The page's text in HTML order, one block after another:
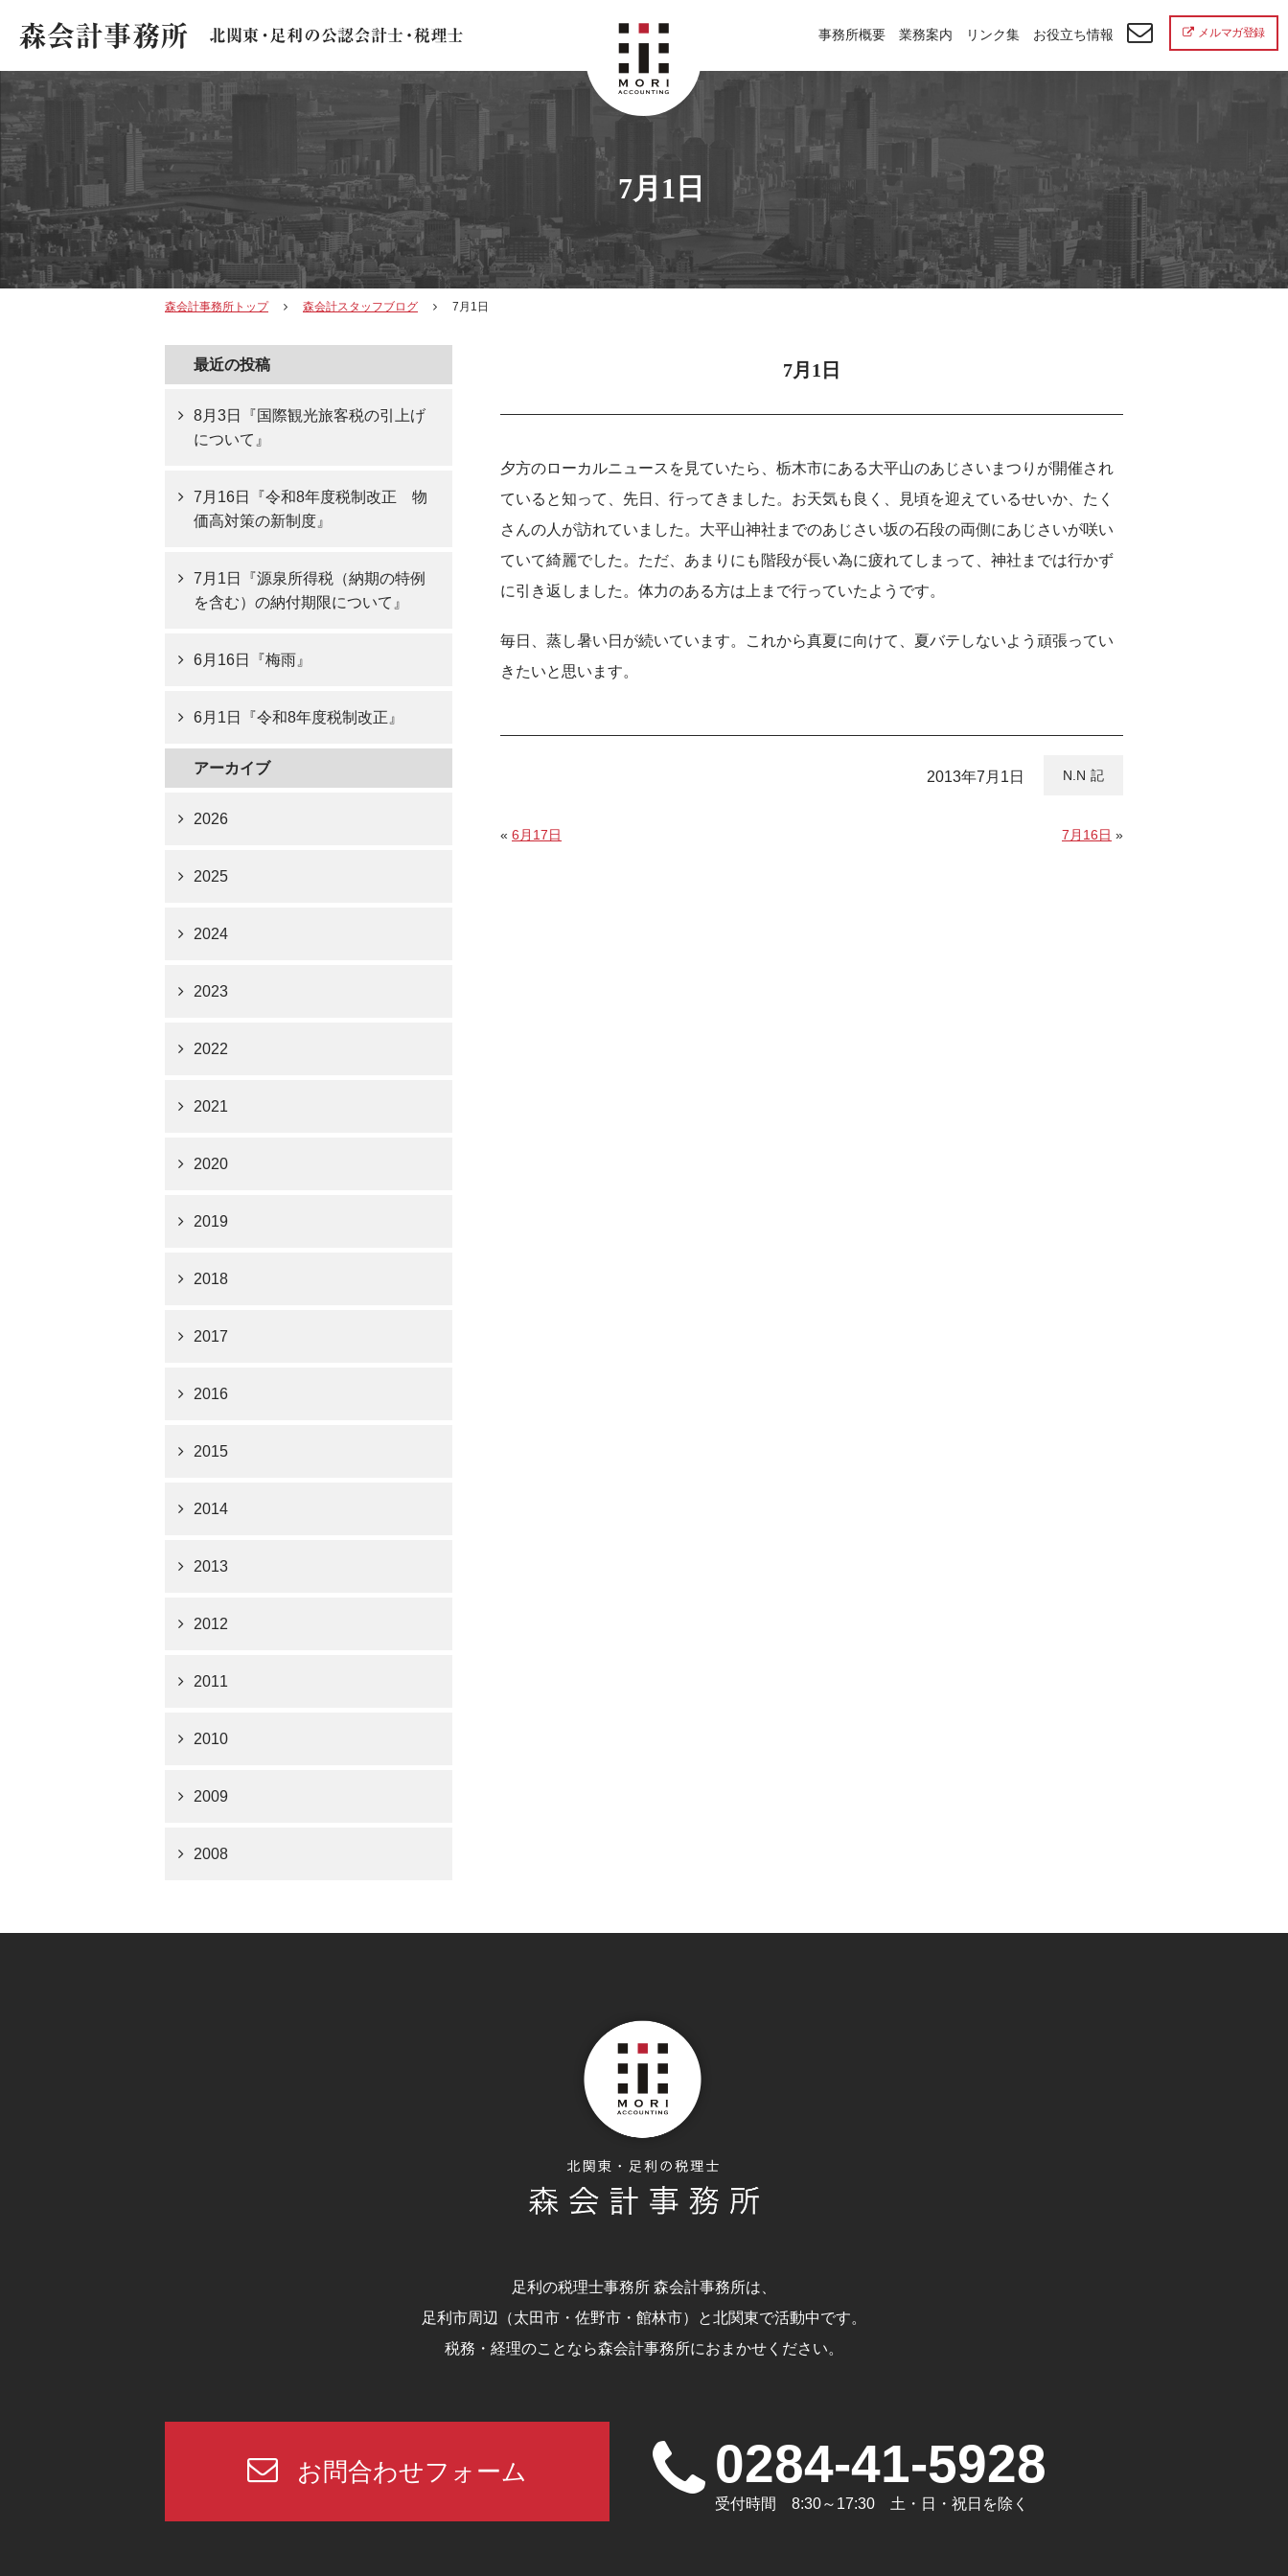
北関東 足利市の公認会計士・税理士事務所 森会計事務所
事務所概要 業務案内 リンク集 お役立ち情報 メルマガ登録
7月1日
森会計事務所トップ 森会計スタッフブログ 7月1日
7月1日
夕方のローカルニュースを見ていたら、栃木市にある大平山のあじさいまつりが開催され
ていると知って、先日、行ってきました。お天気も良く、見頃を迎えているせいか、たく
さんの人が訪れていました。大平山神社までのあじさい坂の石段の両側にあじさいが咲い
ていて綺麗でした。ただ、あまりにも階段が長い為に疲れてしまって、神社までは行かず
に引き返しました。体力のある方は上まで行っていたようです。
毎日、蒸し暑い日が続いています。これから真夏に向けて、夏バテしないよう頑張ってい
きたいと思います。
N.N
2013年7月1日
« 6月17日 7月16日 »
最近の投稿
8月3日『国際観光旅客税の引上げ
について』
7月16日『令和8年度税制改正 物
価高対策の新制度』
7月1日『源泉所得税（納期の特例
を含む）の納付期限について』
6月16日『梅雨』
6月1日『令和8年度税制改正』
アーカイブ
2026
2025
2024
2023
2022
2021
2020
2019
2018
2017
2016
2015
2014
2013
2012
2011
2010
2009
2008
足利の税理士事務所 森会計事務所は、
足利市周辺（太田市・佐野市・館林市）と北関東で活動中です。
税務・経理のことなら森会計事務所におまかせください。
お問合わせフォーム 0284-41-5928
受付時間 8:30～17:30 土・日・祝日を除く